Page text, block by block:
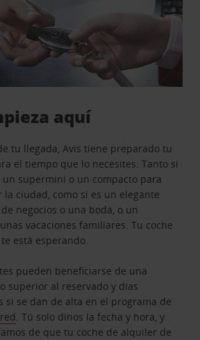
aquí
tu llegada, Avis tiene preparado tu
el tiempo que lo necesites. Tanto si
un supermini o un compacto para
ciudad, como si es un elegante
negocios o una boda, o un
vacaciones familiares. Tu coche
está esperando.
pueden beneficiarse de una
superior al reservado y días
si se dan de alta en el programa de
. Tú solo dinos la fecha y hora, y
de que tu coche de alquiler de